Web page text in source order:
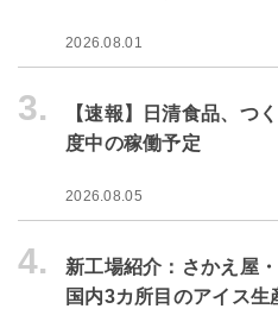
2026.08.01
3.
【速報】日清食品、
度中の稼働予定
2026.08.05
4.
新工場紹介：さかえ屋
国内3カ所目のアイス生